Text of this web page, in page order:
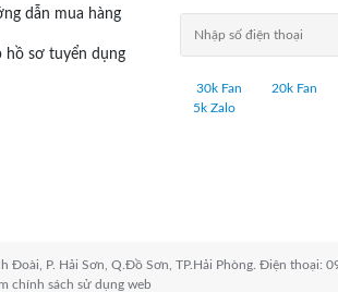
dẫn mua hàng
hồ sơ tuyển dụng
30k Fan 20k Fan
5k Zalo
P. Hải Sơn, Q.Đồ Sơn, TP.Hải Phòng. Điện thoại:
chính sách sử dụng web